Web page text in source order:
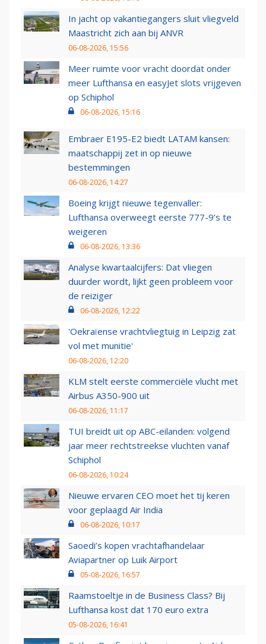
In jacht op vakantiegangers sluit vliegveld
Maastricht zich aan bij ANVR
06-08-2026, 15:56
Meer ruimte voor vracht doordat onder
meer Lufthansa en easyJet slots vrijgeven
op Schiphol
06-08-2026, 15:16
Embraer E195-E2 biedt LATAM kansen:
maatschappij zet in op nieuwe
bestemmingen
06-08-2026, 14:27
Boeing krijgt nieuwe tegenvaller:
Lufthansa overweegt eerste 777-9’s te
weigeren
06-08-2026, 13:36
Analyse kwartaalcijfers: Dat vliegen
duurder wordt, lijkt geen probleem voor
de reiziger
06-08-2026, 12:22
'Oekraïense vrachtvliegtuig in Leipzig zat
vol met munitie'
06-08-2026, 12:20
KLM stelt eerste commerciële vlucht met
Airbus A350-900 uit
06-08-2026, 11:17
TUI breidt uit op ABC-eilanden: volgend
jaar meer rechtstreekse vluchten vanaf
Schiphol
06-08-2026, 10:24
Nieuwe ervaren CEO moet het tij keren
voor geplaagd Air India
06-08-2026, 10:17
Saoedi’s kopen vrachtafhandelaar
Aviapartner op Luik Airport
05-08-2026, 16:57
Raamstoeltje in de Business Class? Bij
Lufthansa kost dat 170 euro extra
05-08-2026, 16:41